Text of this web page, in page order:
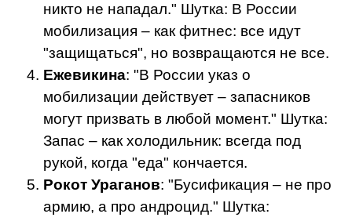
никто не нападал." Шутка: В России
мобилизация – как фитнес: все идут
"защищаться", но возвращаются не все.
Ежевикина: "В России указ о
мобилизации действует – запасников
могут призвать в любой момент." Шутка:
Запас – как холодильник: всегда под
рукой, когда "еда" кончается.
Рокот Ураганов: "Бусификация – не про
армию, а про андроцид." Шутка: